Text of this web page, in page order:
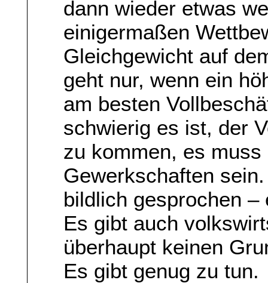
dann wieder etwas
einigermaßen
Gleichgewicht auf
geht nur, wenn ein
am besten
schwierig es ist, der
zu kommen, es
Gewerkschaften
bildlich gesprochen
Es gibt auch
überhaupt keinen
Es gibt genug zu tun.